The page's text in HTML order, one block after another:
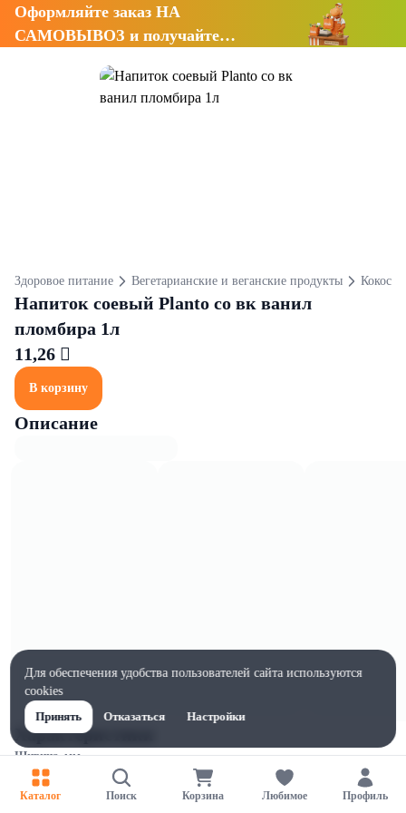
Оформляйте заказ НА
САМОВЫВОЗ и получайте
Здоровое питание Вегетарианские и веганские продукты
Напиток соевый Planto со вк ванил
пломбира 1л
11,26 
В корзину
Описание
Характеристики
Ширина, мм
Высота, мм
Каталог Поиск Корзина Любимое Профиль
Для обеспечения удобства пользователей сайта используются
cookies
Принять
Отказаться Настройки